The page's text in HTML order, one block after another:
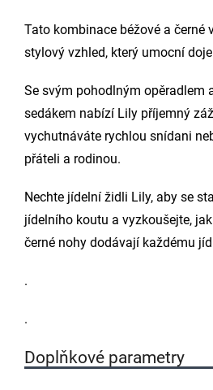
Tato kombinace béžové a černé
stylový vzhled, který umocní
Se svým pohodlným opěradlem
sedákem nabízí Lily příjemný
vychutnáváte rychlou snídani
přáteli a rodinou.
Nechte jídelní židli Lily, aby se
jídelního koutu a vyzkoušejte,
černé nohy dodávají každému
.
.
Doplňkové parametry